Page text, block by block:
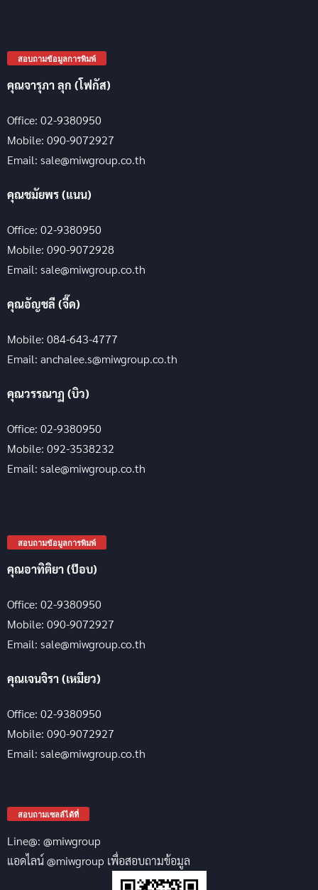
สอบถามข้อมูลการพิมพ์
คุณจารุภา ลุก (โฟกัส)
Office: 02-9380950
Mobile: 090-9072927
Email: sale@miwgroup.co.th
คุณชมัยพร (แนน)
Office: 02-9380950
Mobile: 090-9072928
Email: sale@miwgroup.co.th
คุณอัญชลี (จี๊ด)
Mobile: 084-643-4777
Email: anchalee.s@miwgroup.co.th
คุณวรรณาฏ (บิว)
Office: 02-9380950
Mobile: 092-3538232
Email: sale@miwgroup.co.th
สอบถามข้อมูลการพิมพ์
คุณอาทิติยา (ป๊อบ)
Office: 02-9380950
Mobile: 090-9072927
Email: sale@miwgroup.co.th
คุณเจนจิรา (เหมียว)
Office: 02-9380950
Mobile: 090-9072927
Email: sale@miwgroup.co.th
สอบถามเซลล์ได้ที่
Line@: @miwgroup
แอดไลน์ @miwgroup เพื่อสอบถามข้อมูล